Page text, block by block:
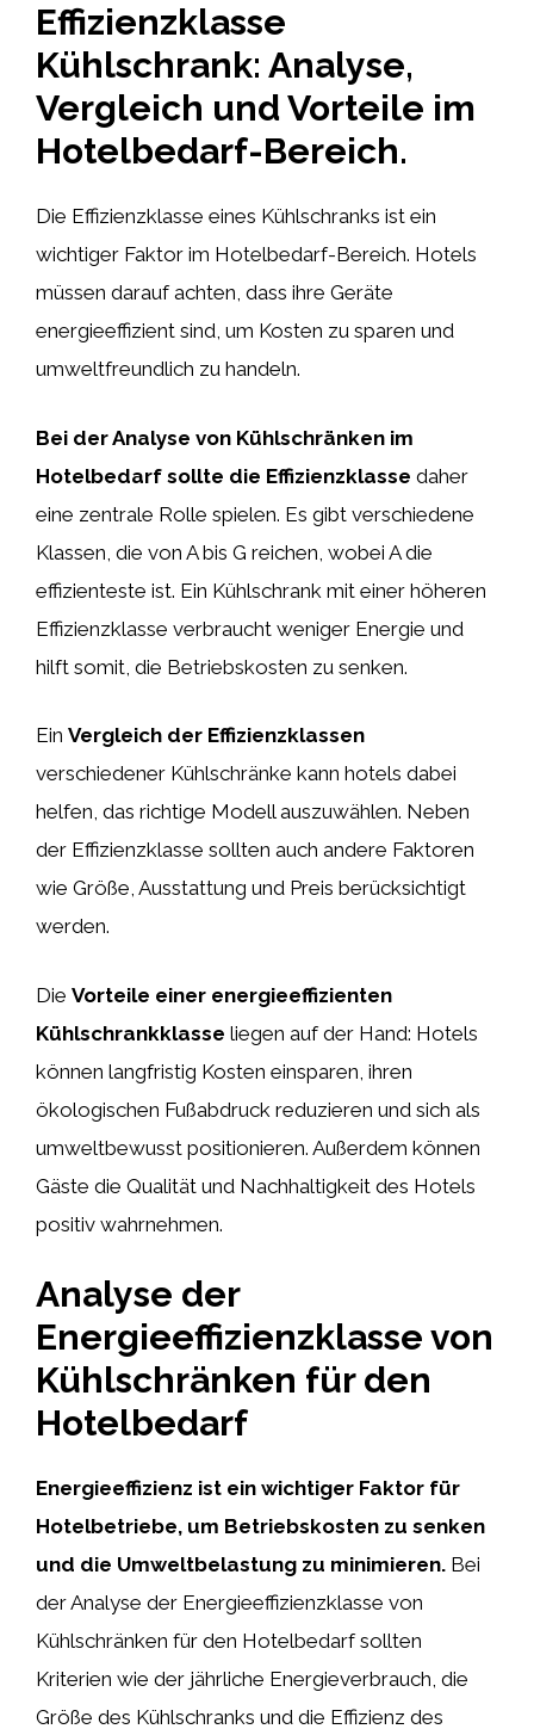
Effizienzklasse
Kühlschrank: Analyse,
Vergleich und Vorteile im
Hotelbedarf-Bereich.
Die Effizienzklasse eines Kühlschranks ist ein
wichtiger Faktor im Hotelbedarf-Bereich. Hotels
müssen darauf achten, dass ihre Geräte
energieeffizient sind, um Kosten zu sparen und
umweltfreundlich zu handeln.
Bei der Analyse von Kühlschränken im
Hotelbedarf sollte die Effizienzklasse daher
eine zentrale Rolle spielen. Es gibt verschiedene
Klassen, die von A bis G reichen, wobei A die
effizienteste ist. Ein Kühlschrank mit einer höheren
Effizienzklasse verbraucht weniger Energie und
hilft somit, die Betriebskosten zu senken.
Ein Vergleich der Effizienzklassen
verschiedener Kühlschränke kann hotels dabei
helfen, das richtige Modell auszuwählen. Neben
der Effizienzklasse sollten auch andere Faktoren
wie Größe, Ausstattung und Preis berücksichtigt
werden.
Die Vorteile einer energieeffizienten
Kühlschrankklasse liegen auf der Hand: Hotels
können langfristig Kosten einsparen, ihren
ökologischen Fußabdruck reduzieren und sich als
umweltbewusst positionieren. Außerdem können
Gäste die Qualität und Nachhaltigkeit des Hotels
positiv wahrnehmen.
Analyse der
Energieeffizienzklasse von
Kühlschränken für den
Hotelbedarf
Energieeffizienz ist ein wichtiger Faktor für
Hotelbetriebe, um Betriebskosten zu senken
und die Umweltbelastung zu minimieren. Bei
der Analyse der Energieeffizienzklasse von
Kühlschränken für den Hotelbedarf sollten
Kriterien wie der jährliche Energieverbrauch, die
Größe des Kühlschranks und die Effizienz des